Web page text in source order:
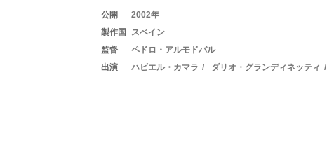
2002
スペイン
ペドロ・アルモドバル
ハビエル・カマラ
ダリオ・グランディネッティ